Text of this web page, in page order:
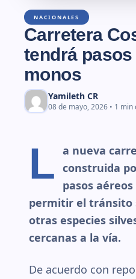
NACIONALES
Carretera
tendrá
monos
Yamileth CR
08 de mayo, 2026 • 1 min
L a nueva
construida
pasos
permitir el tránsito
otras especies
cercanas a la vía.
De acuerdo con